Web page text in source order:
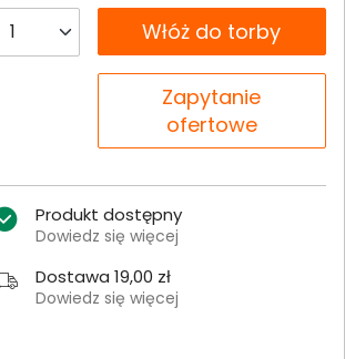
__B2C.PRODUCT.QUANTITY
__B2C.PRODUCT.QUANTITY
Włóż do torby
Zapytanie
ofertowe
Produkt dostępny
Dowiedz się więcej
Dostawa 19,00 zł
Dowiedz się więcej